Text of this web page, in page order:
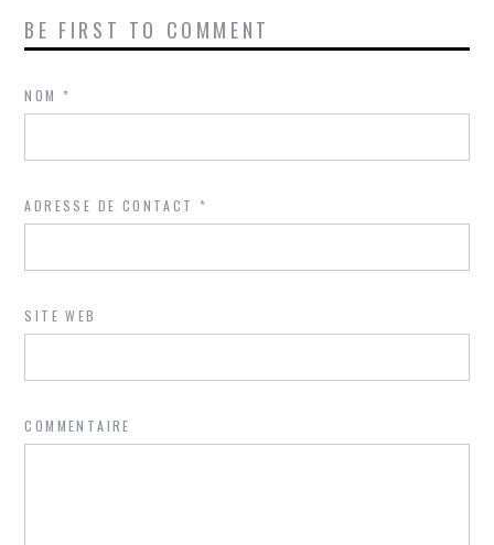
BE FIRST TO COMMENT
NOM*
ADRESSE DE CONTACT*
SITE WEB
COMMENTAIRE